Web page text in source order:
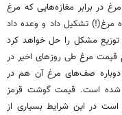
مرغ در برابر مغازه‌هایی که مرغ
مرغ(!) تشکیل داد و وعده داد
توزیع مشکل را حل خواهد کرد
قیمت مرغ طی روزهای اخیر در
پرواز کرده و دوباره صف‌های مرغ آن ‌هم در
شده است. قیمت گوشت قرمز
و طبیعی است در این شرایط بسیاری از